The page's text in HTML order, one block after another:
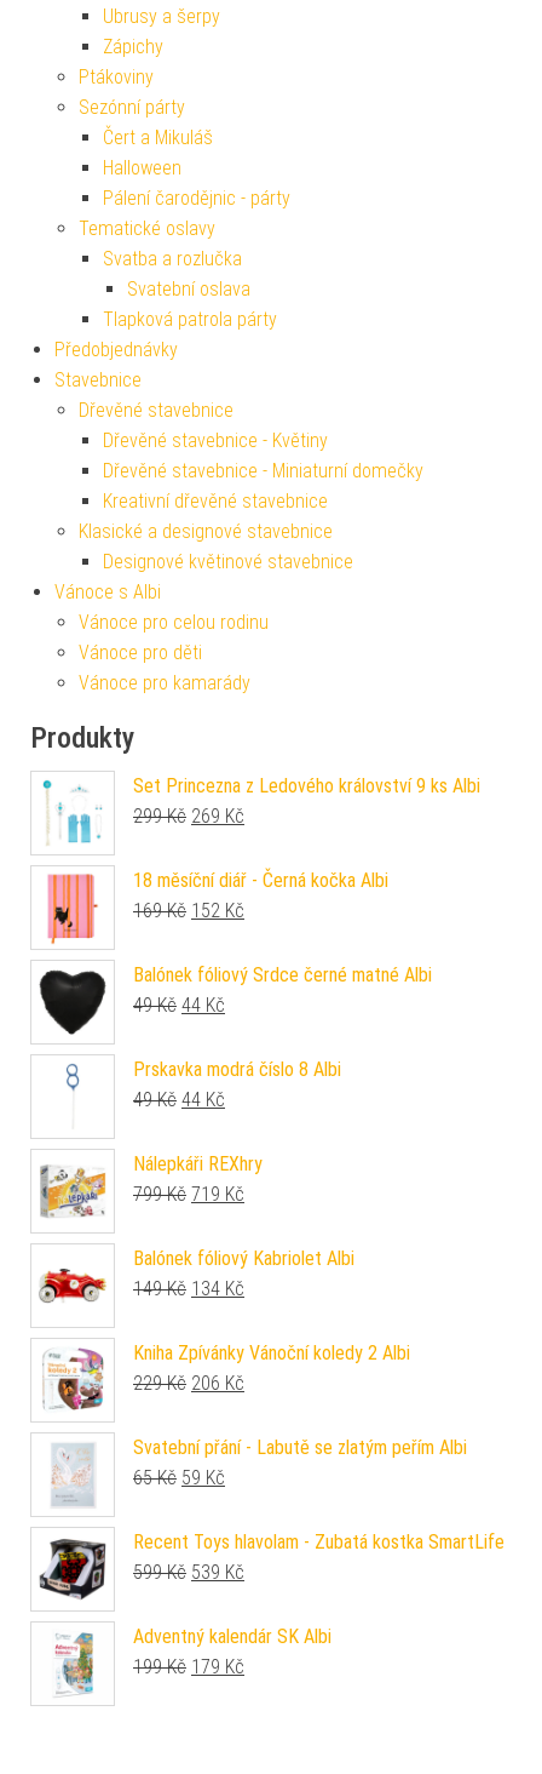
Ubrusy a šerpy
Zápichy
Ptákoviny
Sezónní párty
Čert a Mikuláš
Halloween
Pálení čarodějnic - párty
Tematické oslavy
Svatba a rozlučka
Svatební oslava
Tlapková patrola párty
Předobjednávky
Stavebnice
Dřevěné stavebnice
Dřevěné stavebnice - Květiny
Dřevěné stavebnice - Miniaturní domečky
Kreativní dřevěné stavebnice
Klasické a designové stavebnice
Designové květinové stavebnice
Vánoce s Albi
Vánoce pro celou rodinu
Vánoce pro děti
Vánoce pro kamarády
Produkty
Set Princezna z Ledového království 9 ks Albi
299Kč Původní cena byla: 299 Kč.
269 Kč
18 měsíční diář - Černá kočka Albi
169Kč Původní cena byla: 169 Kč.
152 Kč
Balónek fóliový Srdce černé matné Albi
49Kč Původní cena byla: 49 Kč.
44 Kč
Prskavka modrá číslo 8 Albi
49Kč Původní cena byla: 49 Kč.
44 Kč
Nálepkáři REXhry
799Kč Původní cena byla: 799 Kč.
719 Kč
Balónek fóliový Kabriolet Albi
149Kč Původní cena byla: 149 Kč.
134 Kč
Kniha Zpívánky Vánoční koledy 2 Albi
229Kč Původní cena byla: 229 Kč.
206 Kč
Svatební přání - Labutě se zlatým peřím Albi
65Kč Původní cena byla: 65 Kč.
59 Kč
Recent Toys hlavolam - Zubatá kostka SmartLife
599Kč Původní cena byla: 599 Kč.
539 Kč
Adventný kalendár SK Albi
199Kč Původní cena byla: 199 Kč.
179 Kč